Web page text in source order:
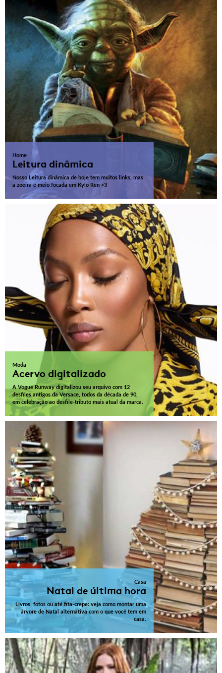
Home
Leitura dinâmica
Nosso Leitura dinâmica de hoje tem muitos links, mas
a zoeira é meio focada em Kylo Ren <3
Moda
Acervo digitalizado
A Vogue Runway digitalizou seu arquivo com 12
desfiles antigos da Versace, todos da década de 90,
em celebração ao desfile-tributo mais atual da marca.
Casa
Natal de última hora
Livros, fotos ou até fita-crepe: veja como montar uma
árvore de Natal alternativa com o que você tem em
casa.